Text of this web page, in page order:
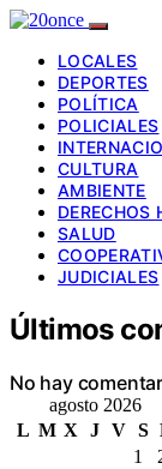
LOCALES
DEPORTES
POLÍTICA
POLICIALES
CULTURA
AMBIENTE
DERECHOS
SALUD
JUDICIALES
Últimos
No hay
agosto 2026
L M X J V S
1